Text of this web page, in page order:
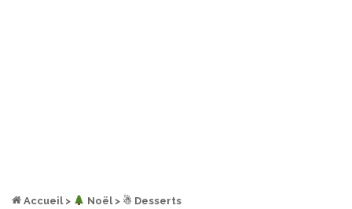
Accueil > ︎ Noël > ☃ Desserts